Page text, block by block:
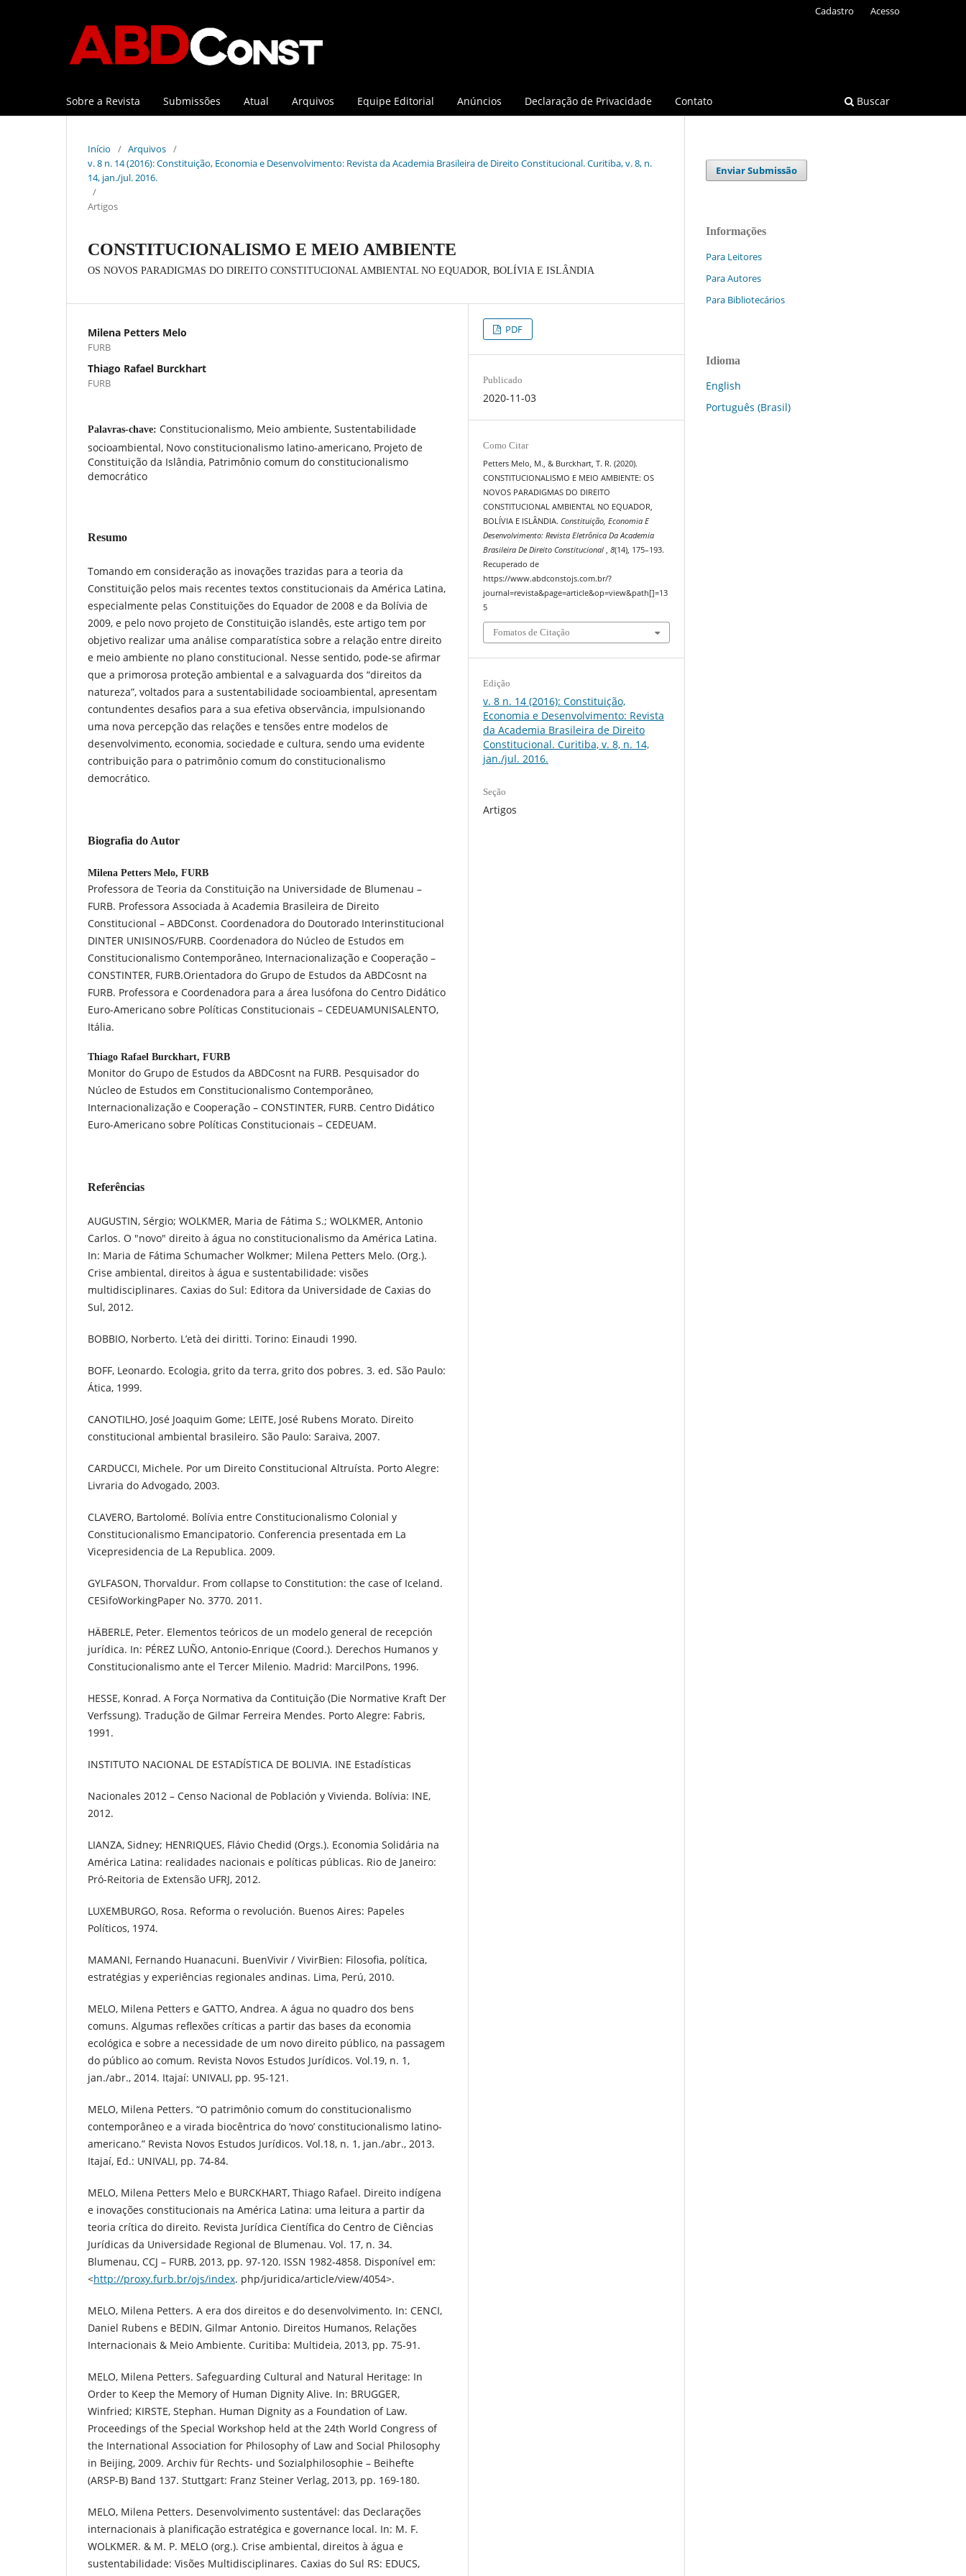
Sobre a Revista Submissões Atual Arquivos Equipe Editorial Anúncios Declaração de Privacidade Contato Buscar
Cadastro Acesso
Início / Arquivos /
v. 8 n. 14 (2016): Constituição, Economia e Desenvolvimento: Revista da Academia Brasileira de Direito Constitucional. Curitiba, v. 8, n.
14, jan./jul. 2016.
/
Artigos
CONSTITUCIONALISMO E MEIO AMBIENTE
OS NOVOS PARADIGMAS DO DIREITO CONSTITUCIONAL AMBIENTAL NO EQUADOR, BOLÍVIA E ISLÂNDIA
Milena Petters Melo
FURB
Thiago Rafael Burckhart
FURB
Palavras-chave: Constitucionalismo, Meio ambiente, Sustentabilidade
socioambiental, Novo constitucionalismo latino-americano, Projeto de
Constituição da Islândia, Patrimônio comum do constitucionalismo
democrático
Resumo
Tomando em consideração as inovações trazidas para a teoria da
Constituição pelos mais recentes textos constitucionais da América Latina,
especialmente pelas Constituições do Equador de 2008 e da Bolívia de
2009, e pelo novo projeto de Constituição islandês, este artigo tem por
objetivo realizar uma análise comparatística sobre a relação entre direito
e meio ambiente no plano constitucional. Nesse sentido, pode-se afirmar
que a primorosa proteção ambiental e a salvaguarda dos “direitos da
natureza”, voltados para a sustentabilidade socioambiental, apresentam
contundentes desafios para a sua efetiva observância, impulsionando
uma nova percepção das relações e tensões entre modelos de
desenvolvimento, economia, sociedade e cultura, sendo uma evidente
contribuição para o patrimônio comum do constitucionalismo
democrático.
Biografia do Autor
Milena Petters Melo, FURB
Professora de Teoria da Constituição na Universidade de Blumenau –
FURB. Professora Associada à Academia Brasileira de Direito
Constitucional – ABDConst. Coordenadora do Doutorado Interinstitucional
DINTER UNISINOS/FURB. Coordenadora do Núcleo de Estudos em
Constitucionalismo Contemporâneo, Internacionalização e Cooperação –
CONSTINTER, FURB.Orientadora do Grupo de Estudos da ABDCosnt na
FURB. Professora e Coordenadora para a área lusófona do Centro Didático
Euro-Americano sobre Políticas Constitucionais – CEDEUAMUNISALENTO,
Itália.
Thiago Rafael Burckhart, FURB
Monitor do Grupo de Estudos da ABDCosnt na FURB. Pesquisador do
Núcleo de Estudos em Constitucionalismo Contemporâneo,
Internacionalização e Cooperação – CONSTINTER, FURB. Centro Didático
Euro-Americano sobre Políticas Constitucionais – CEDEUAM.
Referências
AUGUSTIN, Sérgio; WOLKMER, Maria de Fátima S.; WOLKMER, Antonio
Carlos. O "novo" direito à água no constitucionalismo da América Latina.
In: Maria de Fátima Schumacher Wolkmer; Milena Petters Melo. (Org.).
Crise ambiental, direitos à água e sustentabilidade: visões
multidisciplinares. Caxias do Sul: Editora da Universidade de Caxias do
Sul, 2012.
BOBBIO, Norberto. L’età dei diritti. Torino: Einaudi 1990.
BOFF, Leonardo. Ecologia, grito da terra, grito dos pobres. 3. ed. São Paulo:
Ática, 1999.
CANOTILHO, José Joaquim Gome; LEITE, José Rubens Morato. Direito
constitucional ambiental brasileiro. São Paulo: Saraiva, 2007.
CARDUCCI, Michele. Por um Direito Constitucional Altruísta. Porto Alegre:
Livraria do Advogado, 2003.
CLAVERO, Bartolomé. Bolívia entre Constitucionalismo Colonial y
Constitucionalismo Emancipatorio. Conferencia presentada em La
Vicepresidencia de La Republica. 2009.
GYLFASON, Thorvaldur. From collapse to Constitution: the case of Iceland.
CESifoWorkingPaper No. 3770. 2011.
HÄBERLE, Peter. Elementos teóricos de un modelo general de recepción
jurídica. In: PÉREZ LUÑO, Antonio-Enrique (Coord.). Derechos Humanos y
Constitucionalismo ante el Tercer Milenio. Madrid: MarcilPons, 1996.
HESSE, Konrad. A Força Normativa da Contituição (Die Normative Kraft Der
Verfssung). Tradução de Gilmar Ferreira Mendes. Porto Alegre: Fabris,
1991.
INSTITUTO NACIONAL DE ESTADÍSTICA DE BOLIVIA. INE Estadísticas
Nacionales 2012 – Censo Nacional de Población y Vivienda. Bolívia: INE,
2012.
LIANZA, Sidney; HENRIQUES, Flávio Chedid (Orgs.). Economia Solidária na
América Latina: realidades nacionais e políticas públicas. Rio de Janeiro:
Pró-Reitoria de Extensão UFRJ, 2012.
LUXEMBURGO, Rosa. Reforma o revolución. Buenos Aires: Papeles
Políticos, 1974.
MAMANI, Fernando Huanacuni. BuenVivir / VivirBien: Filosofia, política,
estratégias y experiências regionales andinas. Lima, Perú, 2010.
MELO, Milena Petters e GATTO, Andrea. A água no quadro dos bens
comuns. Algumas reflexões críticas a partir das bases da economia
ecológica e sobre a necessidade de um novo direito público, na passagem
do público ao comum. Revista Novos Estudos Jurídicos. Vol.19, n. 1,
jan./abr., 2014. Itajaí: UNIVALI, pp. 95-121.
MELO, Milena Petters. “O patrimônio comum do constitucionalismo
contemporâneo e a virada biocêntrica do ‘novo’ constitucionalismo latino-
americano.” Revista Novos Estudos Jurídicos. Vol.18, n. 1, jan./abr., 2013.
Itajaí, Ed.: UNIVALI, pp. 74-84.
MELO, Milena Petters Melo e BURCKHART, Thiago Rafael. Direito indígena
e inovações constitucionais na América Latina: uma leitura a partir da
teoria crítica do direito. Revista Jurídica Científica do Centro de Ciências
Jurídicas da Universidade Regional de Blumenau. Vol. 17, n. 34.
Blumenau, CCJ – FURB, 2013, pp. 97-120. ISSN 1982-4858. Disponível em:
<http://proxy.furb.br/ojs/index. php/juridica/article/view/4054>.
MELO, Milena Petters. A era dos direitos e do desenvolvimento. In: CENCI,
Daniel Rubens e BEDIN, Gilmar Antonio. Direitos Humanos, Relações
Internacionais & Meio Ambiente. Curitiba: Multideia, 2013, pp. 75-91.
MELO, Milena Petters. Safeguarding Cultural and Natural Heritage: In
Order to Keep the Memory of Human Dignity Alive. In: BRUGGER,
Winfried; KIRSTE, Stephan. Human Dignity as a Foundation of Law.
Proceedings of the Special Workshop held at the 24th World Congress of
the International Association for Philosophy of Law and Social Philosophy
in Beijing, 2009. Archiv für Rechts- und Sozialphilosophie – Beihefte
(ARSP-B) Band 137. Stuttgart: Franz Steiner Verlag, 2013, pp. 169-180.
MELO, Milena Petters. Desenvolvimento sustentável: das Declarações
internacionais à planificação estratégica e governance local. In: M. F.
WOLKMER. & M. P. MELO (org.). Crise ambiental, direitos à água e
sustentabilidade: Visões Multidisciplinares. Caxias do Sul RS: EDUCS,
PDF
Publicado
2020-11-03
Como Citar
Petters Melo, M., & Burckhart, T. R. (2020).
CONSTITUCIONALISMO E MEIO AMBIENTE: OS
NOVOS PARADIGMAS DO DIREITO
CONSTITUCIONAL AMBIENTAL NO EQUADOR,
BOLÍVIA E ISLÂNDIA.Constituição, Economia E
Desenvolvimento: Revista Eletrônica Da Academia
Brasileira De Direito Constitucional,8(14), 175–193.
Recuperado de
https://www.abdconstojs.com.br/?
journal=revista&page=article&op=view&path[]=13
5
Fomatos de Citação
Edição
v. 8 n. 14 (2016): Constituição,
Economia e Desenvolvimento: Revista
da Academia Brasileira de Direito
Constitucional. Curitiba, v. 8, n. 14,
jan./jul. 2016.
Seção
Artigos
Enviar Submissão
Informações
Para Leitores
Para Autores
Para Bibliotecários
Idioma
English
Português (Brasil)